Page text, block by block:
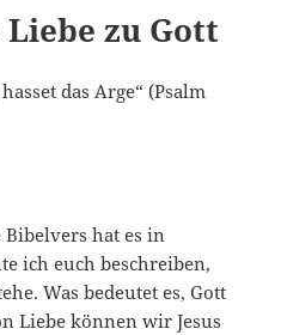
zu Gott
das Arge“ (Psalm
hat es in
ich euch beschreiben,
Was bedeutet es, Gott
Liebe können wir Jesus